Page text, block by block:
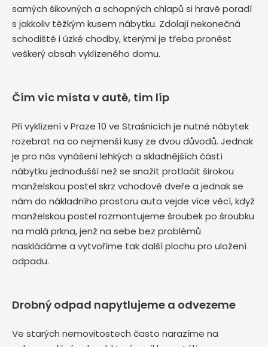
samých šikovných a schopných chlapů si hravě poradí
s jakkoliv těžkým kusem nábytku. Zdolají nekonečná
schodiště i úzké chodby, kterými je třeba pronést
veškerý obsah vyklízeného domu.
Čím víc místa v autě, tím líp
Při vyklízení v Praze 10 ve Strašnicích je nutné nábytek
rozebrat na co nejmenší kusy ze dvou důvodů. Jednak
je pro nás vynášení lehkých a skladnějších částí
nábytku jednodušší než se snažit protlačit širokou
manželskou postel skrz vchodové dveře a jednak se
nám do nákladního prostoru auta vejde více věcí, když
manželskou postel rozmontujeme šroubek po šroubku
na malá prkna, jenž na sebe bez problémů
naskládáme a vytvoříme tak další plochu pro uložení
odpadu.
Drobný odpad napytlujeme a odvezeme
Ve starých nemovitostech často narazíme na